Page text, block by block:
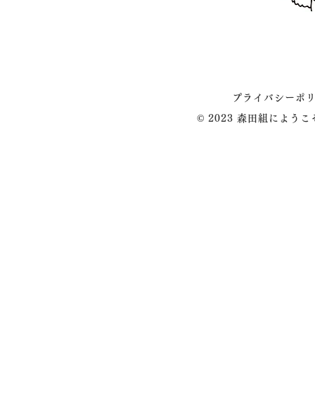
プライバシーポ
© 2023 森田組によう